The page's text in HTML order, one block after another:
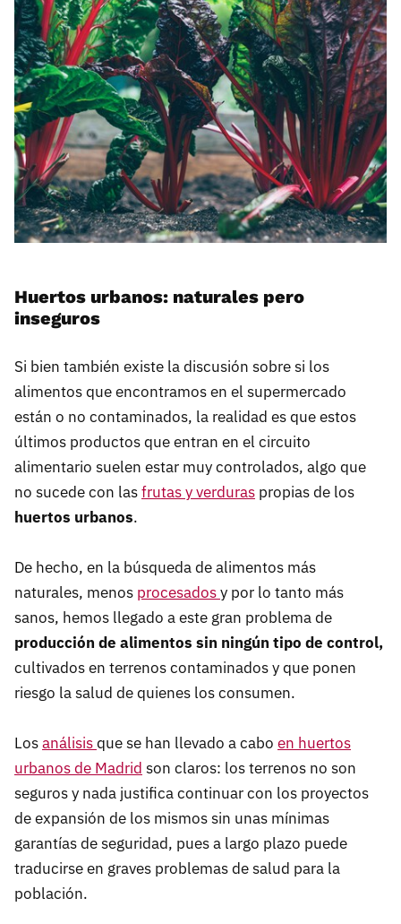
Huertos urbanos: naturales pero
inseguros
Si bien también existe la discusión sobre si los
alimentos que encontramos en el supermercado
están o no contaminados, la realidad es que estos
últimos productos que entran en el circuito
alimentario suelen estar muy controlados, algo que
no sucede con lasfrutas y verduras propias de los
huertos urbanos.
De hecho, en la búsqueda de alimentos más
naturales, menos procesadosy por lo tanto más
sanos, hemos llegado a este gran problema de
producción de alimentos sin ningún tipo de control,
cultivados en terrenos contaminados y que ponen
riesgo la salud de quienes los consumen.
Losanálisisque se han llevado a cabo en huertos
urbanos de Madrid son claros: los terrenos no son
seguros y nada justifica continuar con los proyectos
de expansión de los mismos sin unas mínimas
garantías de seguridad, pues a largo plazo puede
traducirse en graves problemas de salud para la
población.